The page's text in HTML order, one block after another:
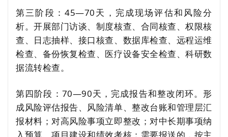
第三阶段：45—70天，完成现场评估和风险分
析。开展部门访谈、制度核查、合同核查、权限核
查、日志抽样、接口核查、数据库检查、远程运维
检查、备份恢复检查、医疗设备安全检查、科研数
据流转检查。
第四阶段：70—90天，完成报告和整改闭环。形
成风险评估报告、风险清单、整改台账和管理层汇
报材料；对高风险事项立即整改；对中长期事项纳
入预算、项目建设和绩效考核；需要报送的，按主